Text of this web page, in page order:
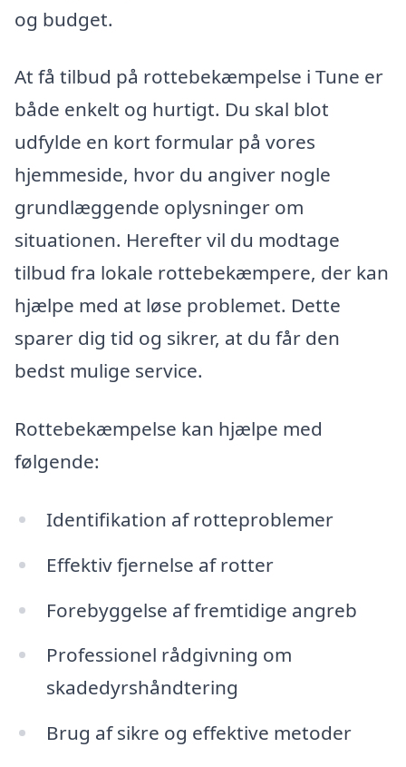
og budget.
At få tilbud på rottebekæmpelse i Tune er
både enkelt og hurtigt. Du skal blot
udfylde en kort formular på vores
hjemmeside, hvor du angiver nogle
grundlæggende oplysninger om
situationen. Herefter vil du modtage
tilbud fra lokale rottebekæmpere, der kan
hjælpe med at løse problemet. Dette
sparer dig tid og sikrer, at du får den
bedst mulige service.
Rottebekæmpelse kan hjælpe med
følgende:
Identifikation af rotteproblemer
Effektiv fjernelse af rotter
Forebyggelse af fremtidige angreb
Professionel rådgivning om
skadedyrshåndtering
Brug af sikre og effektive metoder